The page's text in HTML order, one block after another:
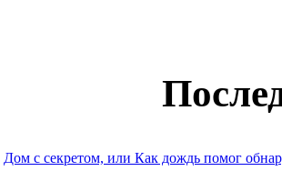
Дом с секретом, или Как дождь помог